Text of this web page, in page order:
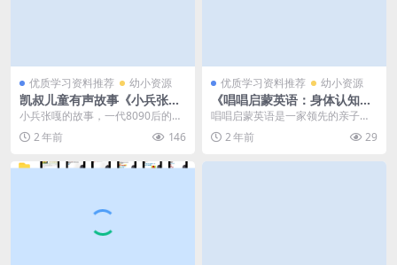
优质学习资料推荐 幼小资源
凯叔儿童有声故事《小兵张嘎
【已完结】》 mp3音频文
载
小兵张嘎的故事，一代8090后的记
忆，也应该让现在的孩子们来认识
下这个勇敢机智的...
2 年前 146
优质学习资料推荐 幼小资源
《唱唱启蒙英语：身体认知
课》英语启蒙超强律动儿歌|
85GB）百度网盘下载
唱唱启蒙英语是一家领先的亲子启
蒙英语品牌，专注于为0-6岁的幼儿
提供家庭场景下的...
2 年前 29